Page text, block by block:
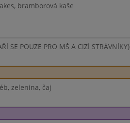
bramborová kaše
SE POUZE PRO MŠ A CIZÍ STRÁVNÍKY)
zelenina, čaj